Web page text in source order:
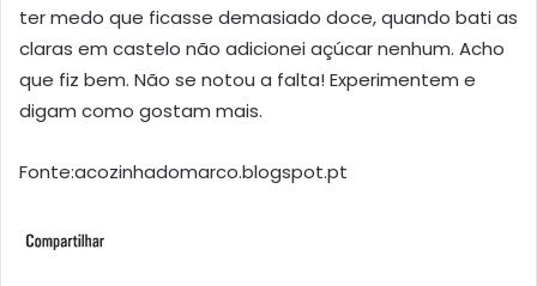
ter medo que ficasse demasiado doce, quando bati as
claras em castelo não adicionei açúcar nenhum. Acho
que fiz bem. Não se notou a falta! Experimentem e
digam como gostam mais.
Fonte:acozinhadomarco.blogspot.pt